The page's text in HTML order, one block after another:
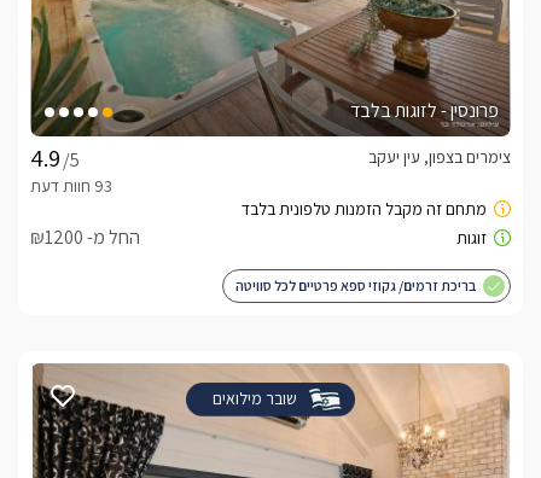
פרונסין - לזוגות בלבד
/5
צימרים בצפון, עין יעקב
החל מ- ₪1200
בריכת זרמים/ גקוזי ספא פרטיים לכל סוויטה
שובר מילואים